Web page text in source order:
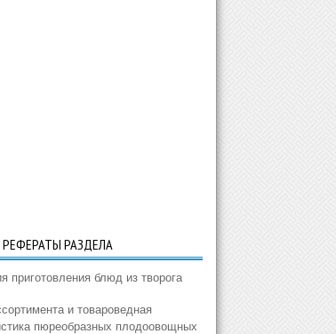
РАЗДЕЛА
приготовления блюд из творога
и товароведная
пюреобразных плодоовощных